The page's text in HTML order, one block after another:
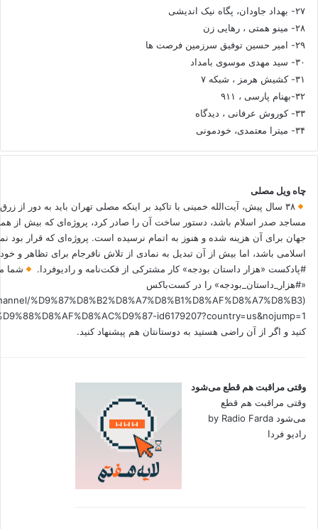
۲۷- بهداد جاودان، پگاه نیک اندیشی
۲۸- مینو همتی ، رهایی زن
۲۹- امیر حسین توفیق سرزمین فرصت ها
۳۰- سید مهدی موسوی بامداد
۳۱- کشیش هرمز ، شبکه ۷
۳۲-بهنام پارسی ، ۹۱۱
۳۳- کوروش عرفانی ، دیدگاه
۳۴- میترا معتمدی، خودمونی
چاه ویل مصلی
۳۸ سال پیش، آیت‌الله خمینی با تاکید بر اینکه مصلی تهران باید به دور از
مساجد صدر اسلام باشد، دستور ساخت آن را صادر کرد، پروژه‌ای که بیش از
جهان برای آن هزینه شده و هنوز به اتمام نرسیده است. پروژه‌ای که قرار بود
اسلامی باشد، اما بیش از آن تبدیل به نمادی از تلاش نافرجام برای تظاهر و
#پادکست «هزار داستان بودجه» کار مشترکی از فکت‌نامه و رادیوفردا.
شما
«#هزار_داستان_بودجه» را در کست‌باکس
%D9%87%D8%B2%D8%A7%D8%B1%D8%AF%D8%A7%D8%B3
کنید و اگر از آن راضی هستید به دوستانتان هم پیشنهاد کنید.
وقتی مراقبت هم قطع می‌شود
وقتی مراقبت هم قطع
می‌شود by Radio Farda
رادیو فردا